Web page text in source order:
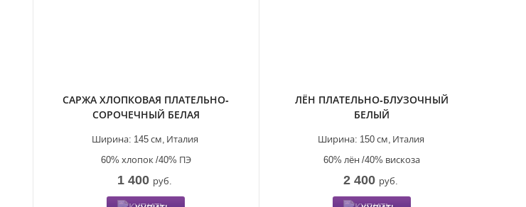
САРЖА ХЛОПКОВАЯ ПЛАТЕЛЬНО-
СОРОЧЕЧНЫЙ БЕЛАЯ
Италия
Ширина: 145 см,
60% хлопок /40% ПЭ
1 400 руб.
ЛЁН ПЛАТЕЛЬНО-БЛУЗОЧНЫЙ
БЕЛЫЙ
Италия
Ширина: 150 см,
60% лён /40% вискоза
2 400 руб.